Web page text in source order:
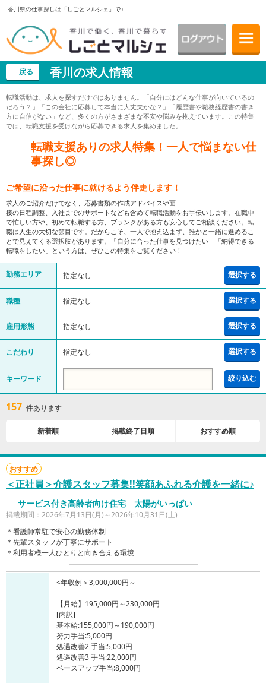
香川県の仕事探しは「しごとマルシェ」で♪
戻る 香川の求人情報
転職活動は、求人を探すだけではありません。「自分にはどんな仕事が向いているの
だろう？」「この会社に応募して本当に大丈夫かな？」「履歴書や職務経歴書の書き
方に自信がない」など、多くの方がさまざまな不安や悩みを抱えています。この特集
では、転職支援を受けながら応募できる求人を集めました。
転職支援ありの求人特集！一人で悩まない仕
事探し◎
ご希望に沿った仕事に就けるよう伴走します！
求人のご紹介だけでなく、応募書類の作成アドバイスや面
接の日程調整、入社までのサポートなども含めて転職活動をお手伝いします。在職中
で忙しい方や、初めて転職する方、ブランクがある方も安心してご相談ください。転
職は人生の大切な節目です。だからこそ、一人で抱え込まず、誰かと一緒に進めるこ
とで見えてくる選択肢があります。「自分に合った仕事を見つけたい」「納得できる
転職をしたい」という方は、ぜひこの特集をご覧ください！
勤務エリア 指定なし 選択する
職種 指定なし 選択する
雇用形態 指定なし 選択する
こだわり 指定なし 選択する
キーワード 絞り込む
157 件あります
新着順 掲載終了日順 おすすめ順
おすすめ
＜正社員＞介護スタッフ募集!!笑顔あふれる介護を一緒に♪
サービス付き高齢者向け住宅 太陽がいっぱい
掲載期間：2026年7月13日(月)～2026年10月31日(土)
＊看護師常駐で安心の勤務体制
＊先輩スタッフが丁寧にサポート
＊利用者様一人ひとりと向き合える環境
<年収例＞3,000,000円～
【月給】195,000円～230,000円
[内訳]
基本給:155,000円～190,000円
努力手当:5,000円
処遇改善2 手当:5,000円
処遇改善3 手当:22,000円
ベースアップ手当:8,000円